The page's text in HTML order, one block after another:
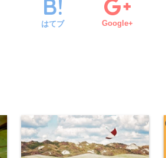
はてブ Google+